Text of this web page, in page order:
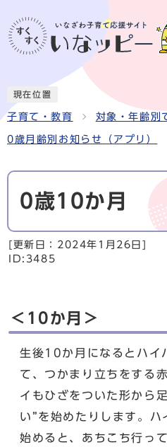
現在位置
子育て・教育 対象・年齢別
0歳月齢別お知らせ（アプリ）
0歳10か月
[更新日： 2024年1月26日
ID:3485
＜10か月＞
生後10か月になるとハイ
て、つかまり立ちをする
イもひざをついた形から
い”を始めたりします。ハ
始めると、あちこち行っ